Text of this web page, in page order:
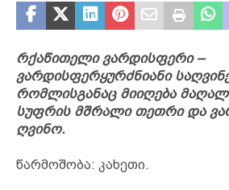
რქაწითელი ვარდისფერი –
ვარდისფერყურძნიანი
რომლისგანაც მიიღება
სუფრის მშრალი თეთრი და
ღვინო.
წარმოშობა: კახეთი.